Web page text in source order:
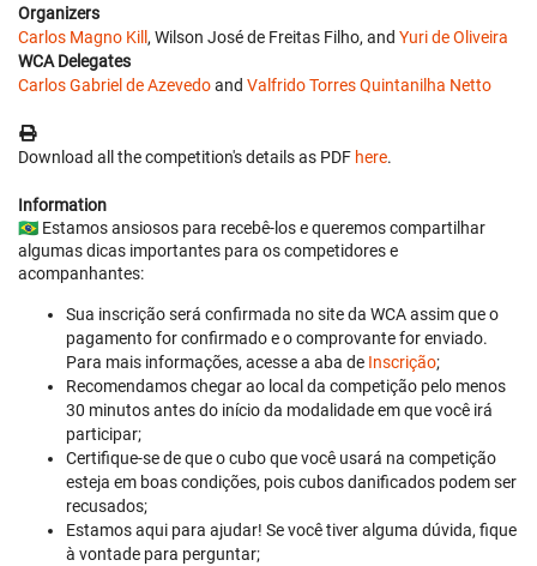
Organizers
Carlos Magno Kill, Wilson José de Freitas Filho, and Yuri de Oliveira
WCA Delegates
Carlos Gabriel de Azevedoand Valfrido Torres Quintanilha Netto
Download all the competition's details as PDF here.
Information
🇧🇷 Estamos ansiosos para recebê-los e queremos compartilhar
algumas dicas importantes para os competidores e
acompanhantes:
Sua inscrição será confirmada no site da WCA assim que o
pagamento for confirmado e o comprovante for enviado.
Para mais informações, acesse a aba de Inscrição;
Recomendamos chegar ao local da competição pelo menos
30 minutos antes do início da modalidade em que você irá
participar;
Certifique-se de que o cubo que você usará na competição
esteja em boas condições, pois cubos danificados podem ser
recusados;
Estamos aqui para ajudar! Se você tiver alguma dúvida, fique
à vontade para perguntar;